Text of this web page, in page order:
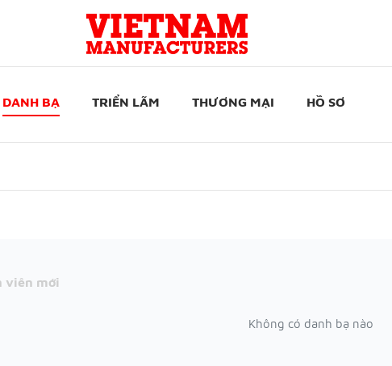
DANH BẠ TRIỂN LÃM THƯƠNG MẠI HỒ SƠ
viên mới
Không có danh bạ nào